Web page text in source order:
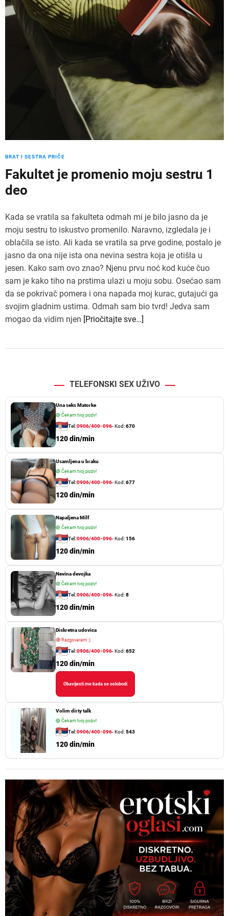
BRAT I SESTRA PRIČE
Fakultet je promenio moju sestru 1
deo
Kada se vratila sa fakulteta odmah mi je bilo jasno da je
moju sestru to iskustvo promenilo. Naravno, izgledala je i
oblačila se isto. Ali kada se vratila sa prve godine, postalo je
jasno da ona nije ista ona nevina sestra koja je otišla u
jesen. Kako sam ovo znao? Njenu prvu noć kod kuće čuo
sam je kako tiho na prstima ulazi u moju sobu. Osećao sam
da se pokrivač pomera i ona napada moj kurac, gutajući ga
svojim gladnim ustima. Odmah sam bio tvrd! Jedva sam
mogao da vidim njen [Priočitajte sve…]
TELEFONSKI SEX UŽIVO
Una seks Matorke
🟢 Čekam tvoj poziv!
Tel:0906/400-096- Kod:670
120 din/min
Usamljena u braku
🟢 Čekam tvoj poziv!
Tel:0906/400-096- Kod:677
120 din/min
Napaljena Milf
🟢 Čekam tvoj poziv!
Tel:0906/400-096- Kod:156
120 din/min
Nevina devojka
🟢 Čekam tvoj poziv!
Tel:0906/400-096- Kod:8
120 din/min
Diskretna udovica
🔴Razgovaram :)
Tel:0906/400-096- Kod:652
120 din/min
Obavijesti me kada se oslobodi
Volim dirty talk
🟢 Čekam tvoj poziv!
Tel:0906/400-096- Kod:543
120 din/min